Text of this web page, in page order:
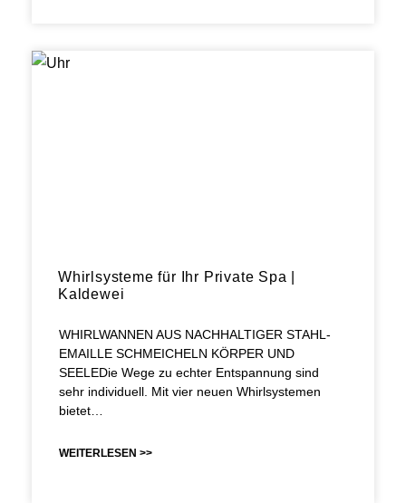
Whirlsysteme für Ihr Private Spa |
Kaldewei
WHIRLWANNEN AUS NACHHALTIGER STAHL-
EMAILLE SCHMEICHELN KÖRPER UND
SEELEDie Wege zu echter Entspannung sind
sehr individuell. Mit vier neuen Whirlsystemen
bietet…
WEITERLESEN >>